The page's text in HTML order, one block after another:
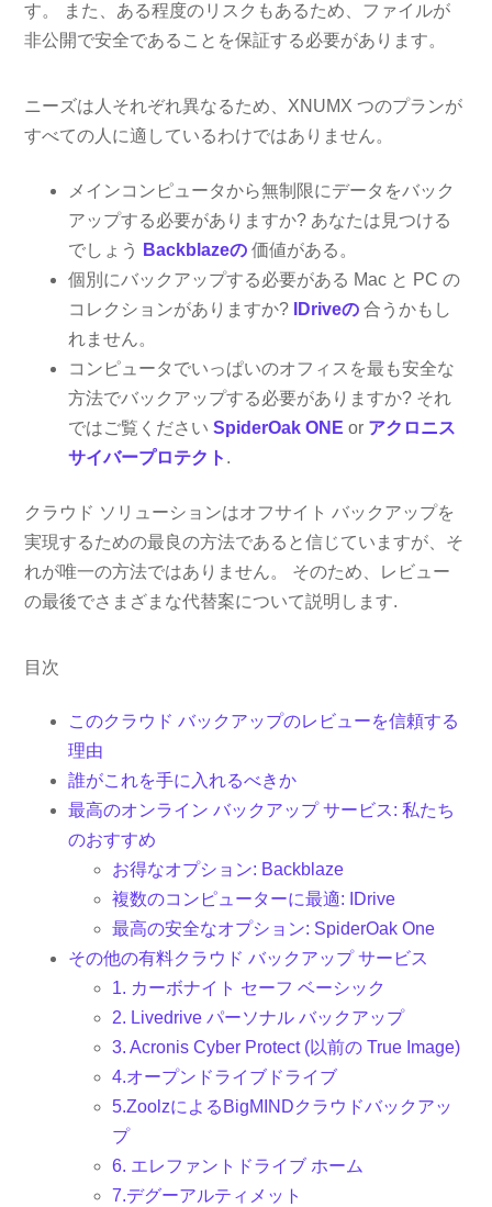
す。 また、ある程度のリスクもあるため、ファイルが
非公開で安全であることを保証する必要があります。
ニーズは人それぞれ異なるため、XNUMX つのプランが
すべての人に適しているわけではありません。
メインコンピュータから無制限にデータをバック
アップする必要がありますか? あなたは見つける
でしょう
Backblazeの 価値がある。
個別にバックアップする必要がある Mac と PC の
コレクションがありますか?
IDriveの 合うかもし
れません。
コンピュータでいっぱいのオフィスを最も安全な
方法でバックアップする必要がありますか? それ
ではご覧くださいSpiderOak ONE or アクロニス
サイバープロテクト .
クラウド ソリューションはオフサイト バックアップを
実現するための最良の方法であると信じていますが、そ
れが唯一の方法ではありません。 そのため、レビュー
の最後でさまざまな代替案について説明します.
目次
このクラウド バックアップのレビューを信頼する
理由
誰がこれを手に入れるべきか
最高のオンライン バックアップ サービス: 私たち
のおすすめ
お得なオプション: Backblaze
複数のコンピューターに最適: IDrive
最高の安全なオプション: SpiderOak One
その他の有料クラウド バックアップ サービス
1. カーボナイト セーフ ベーシック
2. Livedrive パーソナル バックアップ
3. Acronis Cyber​​ Protect (以前の True Image)
4.オープンドライブドライブ
5.ZoolzによるBigMINDクラウドバックアッ
プ
6. エレファントドライブ ホーム
7.デグーアルティメット